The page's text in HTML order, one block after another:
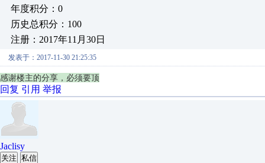
年度积分：0
历史总积分：100
注册：2017年11月30日
发表于：2017-11-30 21:25:35
感谢楼主的分享，必须要顶
回复 引用 举报
Jaclisy
关注 私信